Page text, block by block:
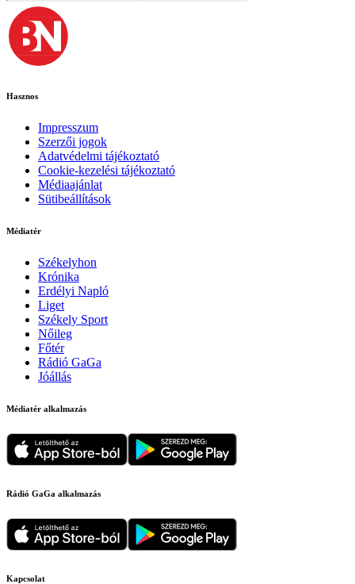
Hasznos
Impresszum
Szerzői jogok
Adatvédelmi tájékoztató
Cookie-kezelési tájékoztató
Médiaajánlat
Sütibeállítások
Médiatér
Székelyhon
Krónika
Erdélyi Napló
Liget
Székely Sport
Nőileg
Főtér
Rádió GaGa
Jóállás
Médiatér alkalmazás
Rádió GaGa alkalmazás
Kapcsolat